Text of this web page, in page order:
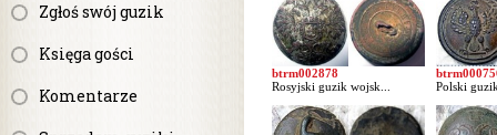
Zgłoś swój guzik
Księga gości
Komentarze
btrm002878
Rosyjski guzik wojsk...
Polski